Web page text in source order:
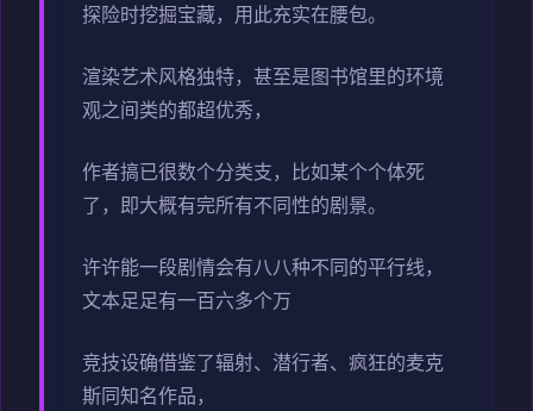
探险时挖掘宝藏，用此充实在腰包。
渲染艺术风格独特，甚至是图书馆里的环境
观之间类的都超优秀，
作者搞已很数个分类支，比如某个个体死
了，即大概有完所有不同性的剧景。
许许能一段剧情会有八八种不同的平行线，
文本足足有一百六多个万
竞技设确借鉴了辐射、潜行者、疯狂的麦克
斯同知名作品，